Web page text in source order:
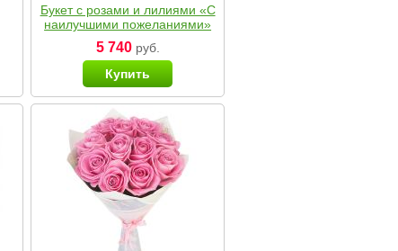
Букет с розами и лилиями «С
наилучшими пожеланиями»
5 740руб.
Купить